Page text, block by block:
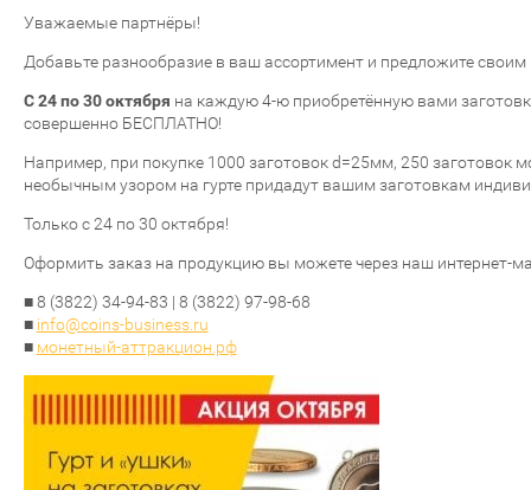
Уважаемые партнёры!
Добавьте разнообразие в ваш ассортимент и предложите
С 24 по 30 октября на каждую 4-ю приобретённую вами
совершенно БЕСПЛАТНО!
Например, при покупке 1000 заготовок d=25мм, 250 заготовок
необычным узором на гурте придадут вашим заготовкам
Только с 24 по 30 октября!
Оформить заказ на продукцию вы можете через наш интернет-
■ 8 (3822) 34-94-83 | 8 (3822) 97-98-68
■ info@coins-business.ru
■ монетный-аттракцион.рф